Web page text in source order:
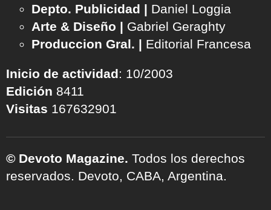
Depto. Publicidad | Daniel Loggia
Arte & Diseño | Gabriel Geraghty
Produccion Gral. | Editorial Francesa
Inicio de actividad: 10/2003
Edición 8411
Visitas 167632901
© Devoto Magazine. Todos los derechos
reservados. Devoto, CABA, Argentina.